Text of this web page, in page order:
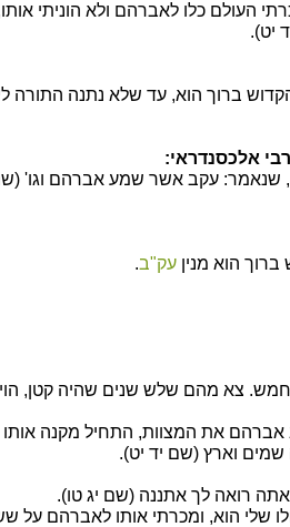
העולם כלו לאברהם ולא הוניתי
יט).
ברוך הוא, עד שלא נתנה התורה
אלכסנדראי:
שנאמר: עקב אשר שמע אברהם וגו'
הוא מנין עק"ב.
צא מהם שלש שנים שהיה קטן,
את המצוות, התחיל מקנה אותו
שמים וארץ (שם יד יט).
רואה לך אתננה (שם יג טו).
שלי הוא, ומכרתי אותו לאברהם על